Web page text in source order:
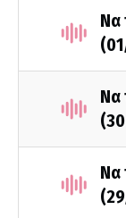
Να
Να
Να